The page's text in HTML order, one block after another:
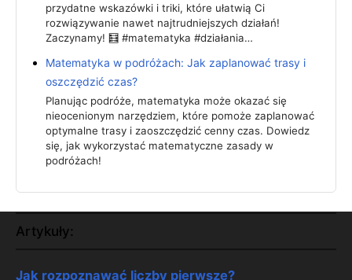
przydatne wskazówki i triki, które ułatwią Ci
rozwiązywanie nawet najtrudniejszych działań!
Zaczynamy! 🧮 #matematyka #działania…
Matematyka w podróżach: Jak zaplanować trasy i
oszczędzić czas?
Planując podróże, matematyka może okazać się
nieocenionym narzędziem, które pomoże zaplanować
optymalne trasy i zaoszczędzić cenny czas. Dowiedz
się, jak wykorzystać matematyczne zasady w
podróżach!
Artykuły:
Jak rozpoznawać liczby pierwsze?